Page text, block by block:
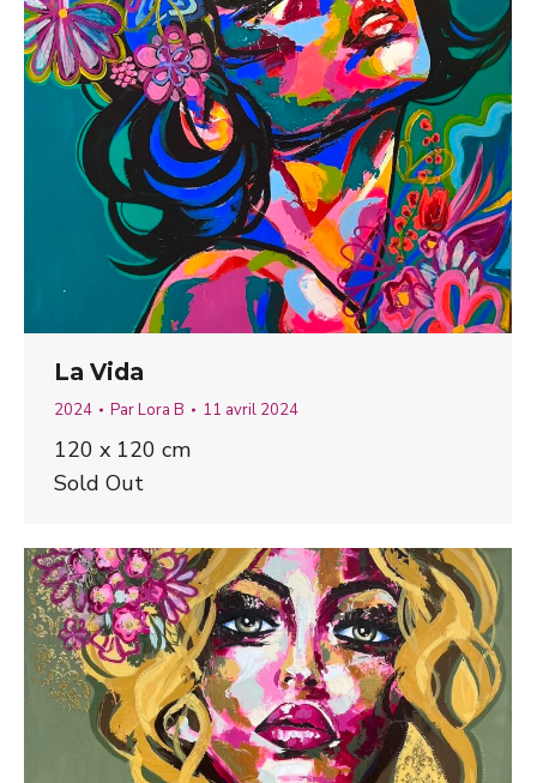
La Vida
2024 ParLora B 11 avril 2024
120 x 120 cm
Sold Out